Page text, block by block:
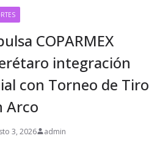
COPARMEX
integración
con Torneo de Tiro
Arco
3, 2026 admin